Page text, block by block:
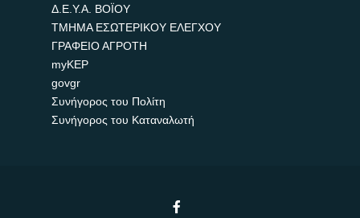
Δ.Ε.Υ.Α. ΒΟΪΟΥ
ΤΜΗΜΑ ΕΣΩΤΕΡΙΚΟΥ ΕΛΕΓΧΟΥ
ΓΡΑΦΕΙΟ ΑΓΡΟΤΗ
myKEP
govgr
Συνήγορος του Πολίτη
Συνήγορος του Καταναλωτή